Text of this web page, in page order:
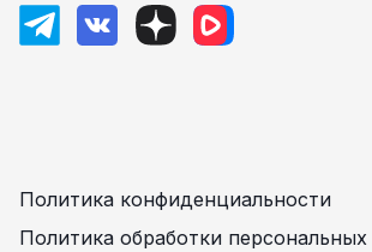
Политика конфиденциальности
Политика обработки